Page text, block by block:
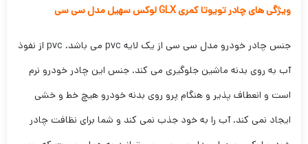
ویژگی های چادر تویوتا کمری GLX لوکس سهیل مدل سی سی
جنس چادر خودرو مدل سی سی از یک لایه pvc می باشد. pvc از نفوذ
آب به روی بدنه ماشین جلوگیری می کند. جنس این چادر خودرو نرم
است و انعطاف پذیر و هنگام پرو روی بدنه خودرو هیچ خط و خشی
ایجاد نمی کند. آب را به خود جذب نمی کند و شما برای نظافت چادر